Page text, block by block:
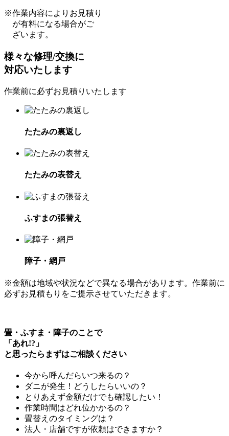
※作業内容によりお見積り
が有料になる場合がご
ざいます。
様々な修理/交換に
対応いたします
作業前に必ずお見積りいたします
たたみの裏返し
たたみの表替え
ふすまの張替え
障子・網戸
※金額は地域や状況などで異なる場合があります。作業前に
必ずお見積もりをご提示させていただきます。
畳・ふすま・障子のことで
「 あれ!? 」
と思ったらまずはご相談ください
今から呼んだらいつ来るの？
ダニが発生！どうしたらいいの？
とりあえず金額だけでも確認したい！
作業時間はどれ位かかるの？
畳替えのタイミングは？
法人・店舗ですが依頼はできますか？